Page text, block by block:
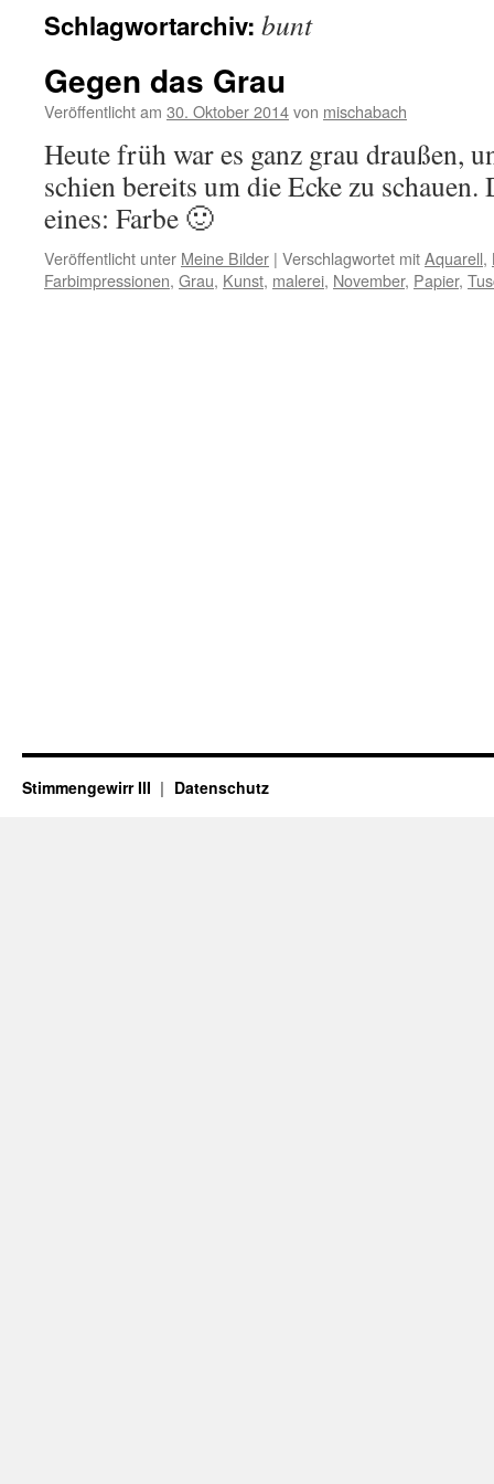
Schlagwortarchiv: bunt
Gegen das Grau
Veröffentlicht am 30. Oktober 2014von mischabach
Heute früh war es ganz grau draußen,
schien bereits um die Ecke zu
eines: Farbe 🙂
Veröffentlicht unter Meine Bilder | Verschlagwortet mitAquarell,
Farbimpressionen, Grau, Kunst, malerei, November, Papier,
Stimmengewirr III Datenschutz